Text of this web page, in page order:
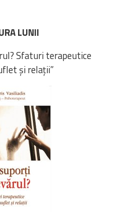
Italia
de presă
și legile
pastorale
multimedia
ortodoxe
„familiei”
Episcopului
Lunii
LUNII
Sfaturi terapeutice
și relații”